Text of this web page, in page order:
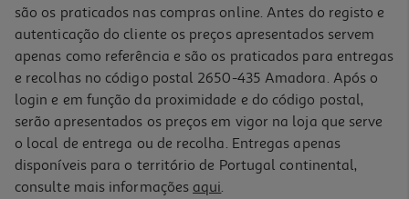
são os praticados nas compras online. Antes do registo e
autenticação do cliente os preços apresentados servem
apenas como referência e são os praticados para entregas
e recolhas no código postal 2650-435 Amadora. Após o
login e em função da proximidade e do código postal,
serão apresentados os preços em vigor na loja que serve
o local de entrega ou de recolha. Entregas apenas
disponíveis para o território de Portugal continental,
consulte mais informações aqui.